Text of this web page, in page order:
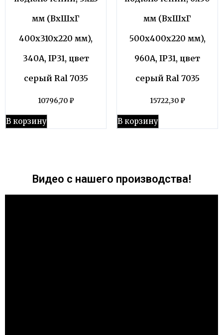
мм (ВхШхГ
400х310х220 мм),
340А, IP31, цвет
серый Ral 7035
10796,70 ₽
В корзину
мм (ВхШхГ
500х400х220 мм),
960А, IP31, цвет
серый Ral 7035
15722,30 ₽
В корзину
Видео с нашего производства!